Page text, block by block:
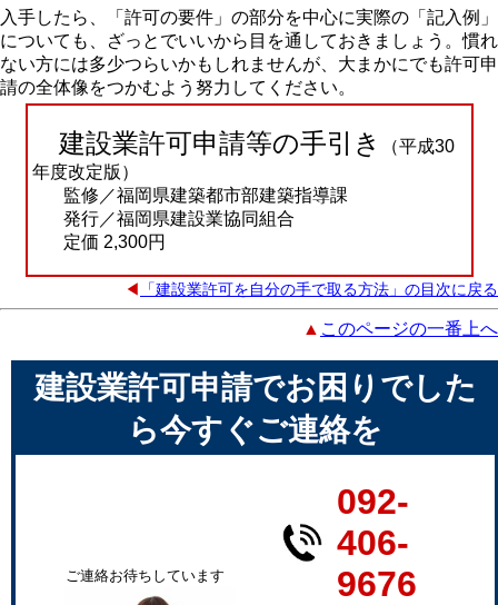
入手したら、「許可の要件」の部分を中心に実際の「記入例」
についても、ざっとでいいから目を通しておきましょう。慣れ
ない方には多少つらいかもしれませんが、大まかにでも許可申
請の全体像をつかむよう努力してください。
建設業許可申請等の手引き
（平成30
年度改定版）
監修／福岡県建築都市部建築指導課
発行／福岡県建設業協同組合
定価 2,300円
◀ 「建設業許可を自分の手で取る方法」の目次に戻る
▲ このページの一番上へ
建設業許可申請でお困りでした
ら今すぐご連絡を
ご連絡お待ちしています
092-
406-
9676